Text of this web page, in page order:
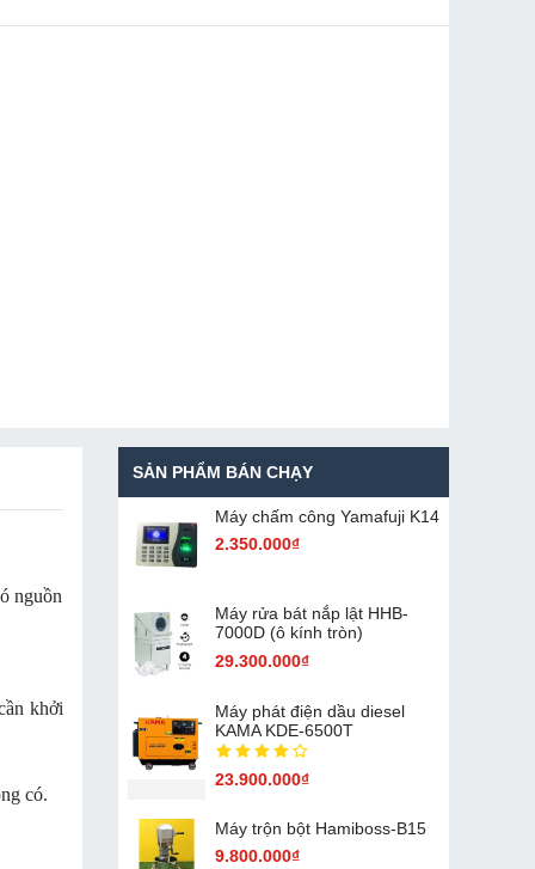
nguồn
khởi
có.
SẢN PHẨM BÁN CHẠY
Máy chấm cô​ng Yamafuji K14
2.350.000₫
Máy rửa bát nắp lật HHB-
7000D (ô kính tròn)
29.300.000₫
Máy phát điện dầu diesel
KAMA KDE-6500T
23.900.000₫
Máy trộn bột Hamiboss-B15
9.800.000₫